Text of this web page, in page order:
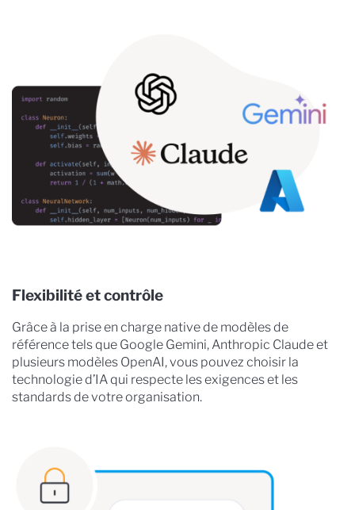
Flexibilité et contrôle
Grâce à la prise en charge native de modèles de
référence tels que Google Gemini, Anthropic Claude et
plusieurs modèles OpenAI, vous pouvez choisir la
technologie d’IA qui respecte les exigences et les
standards de votre organisation.